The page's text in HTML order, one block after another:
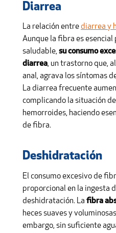
Diarrea
La relación entre diarrea y
Aunque la fibra es
saludable, su consumo
diarrea, un trastorno que,
anal, agrava los síntomas
La diarrea frecuente
complicando la situación
hemorroides, haciendo
de fibra.
Deshidratación
El consumo excesivo de
proporcional en la ingesta
deshidratación. La fibra
heces suaves y
embargo, sin suficiente